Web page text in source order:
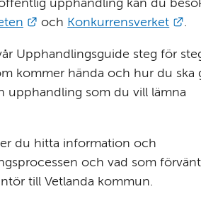
Länk till annan webbplats.
och Konkurrensverket
Upphandlingsguide steg för
kommer hända och hur du ska
upphandling som du vill lämna
du hitta information och
och vad som
till Vetlanda kommun.